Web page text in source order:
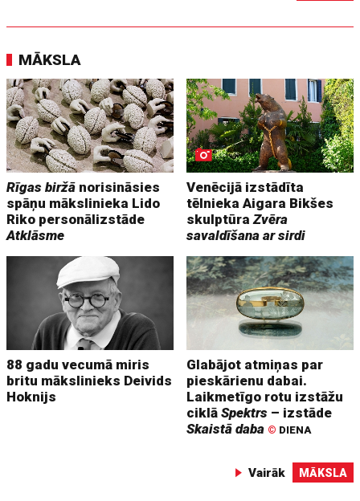
MĀKSLA
Rīgas biržā norisināsies
spāņu mākslinieka Lido
Riko personālizstāde
Atklāsme
Venēcijā izstādīta
tēlnieka Aigara Bikšes
skulptūraZvēra
savaldīšana ar sirdi
88 gadu vecumā miris
britu mākslinieks Deivids
Hoknijs
Glabājot atmiņas par
pieskārienu dabai.
Laikmetīgo rotu izstāžu
ciklāSpektrs – izstāde
Skaistā daba © DIENA
Vairāk MĀKSLA